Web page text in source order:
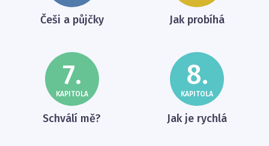
Češi a půjčky Jak probíhá
7.
KAPITOLA
Schválí mě?
8.
KAPITOLA
Jak je rychlá